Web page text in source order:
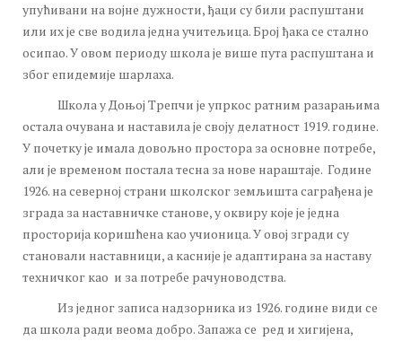
упућивани на војне дужности, ђаци су били распуштани
или их је све водила једна учитељица. Број ђака се стално
осипао. У овом периоду школа је више пута распуштана и
због епидемије шарлаха.
Школа у Доњој Трепчи је упркос ратним разарањима
остала очувана и наставила је своју делатност 1919. године.
У почетку је имала довољно простора за основне потребе,
али је временом постала тесна за нове нараштаје. Године
1926. на северној страни школског земљишта саграђена је
зграда за наставничке станове, у оквиру које је једна
просторија коришћена као учионица. У овој згради су
становали наставници, а касније је адаптирана за наставу
техничког као и за потребе рачуноводства.
Из једног записа надзорника из 1926. године види се
да школа ради веома добро. Запажа се ред и хигијена,